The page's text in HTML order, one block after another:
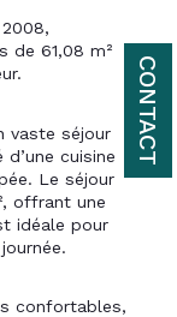
CONTACT
de 61,08 m²
vaste séjour
cuisine
Le séjour
offrant une
idéale pour
confortables,